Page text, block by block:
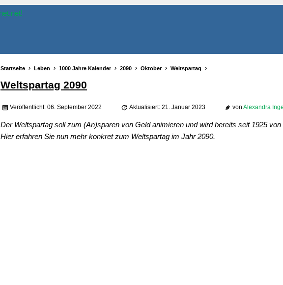
Startseite Leben 1000 Jahre Kalender 2090 Oktober Weltspartag
Weltspartag 2090
Veröffentlicht: 06. September 2022 Aktualisiert: 21. Januar 2023 von Alexandra
Der Weltspartag soll zum (An)sparen von Geld animieren und wird bereits seit 1925
Hier erfahren Sie nun mehr konkret zum Weltspartag im Jahr 2090.